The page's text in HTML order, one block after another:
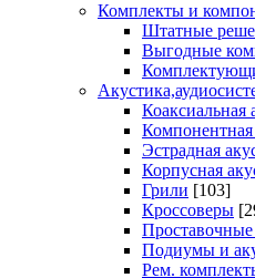
Комплекты и
Штатные
Выгодные
Коаксиальная
Компонентная
Эстрадная
Корпусная
Грили [103]
Кроссоверы
Проставочные
Подиумы и
Рем.